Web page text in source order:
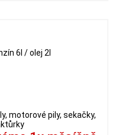
6l / olej 2l
motorové pily, sekačky,